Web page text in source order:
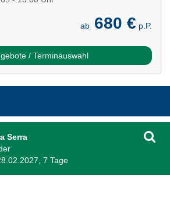
ab 680 € p.P.
/ Terminauswahl
Serra
7 Tage